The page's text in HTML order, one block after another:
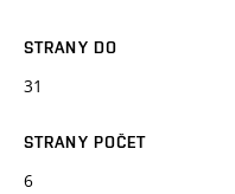
STRANY DO
31
STRANY POČET
6